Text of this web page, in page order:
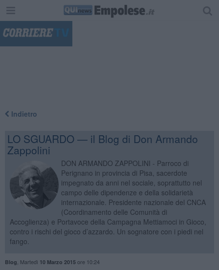
Indietro
LO SGUARDO — il Blog di Don Armando
Zappolini
DON ARMANDO ZAPPOLINI - Parroco di
Perignano in provincia di Pisa, sacerdote
impegnato da anni nel sociale, soprattutto nel
campo delle dipendenze e della solidarietà
internazionale. Presidente nazionale del CNCA
(Coordinamento delle Comunità di
Accoglienza) e Portavoce della Campagna Mettiamoci in Gioco,
contro i rischi del gioco d’azzardo. Un sognatore con i piedi nel
fango.
Blog Martedì 10 Marzo 2015ore 10:24